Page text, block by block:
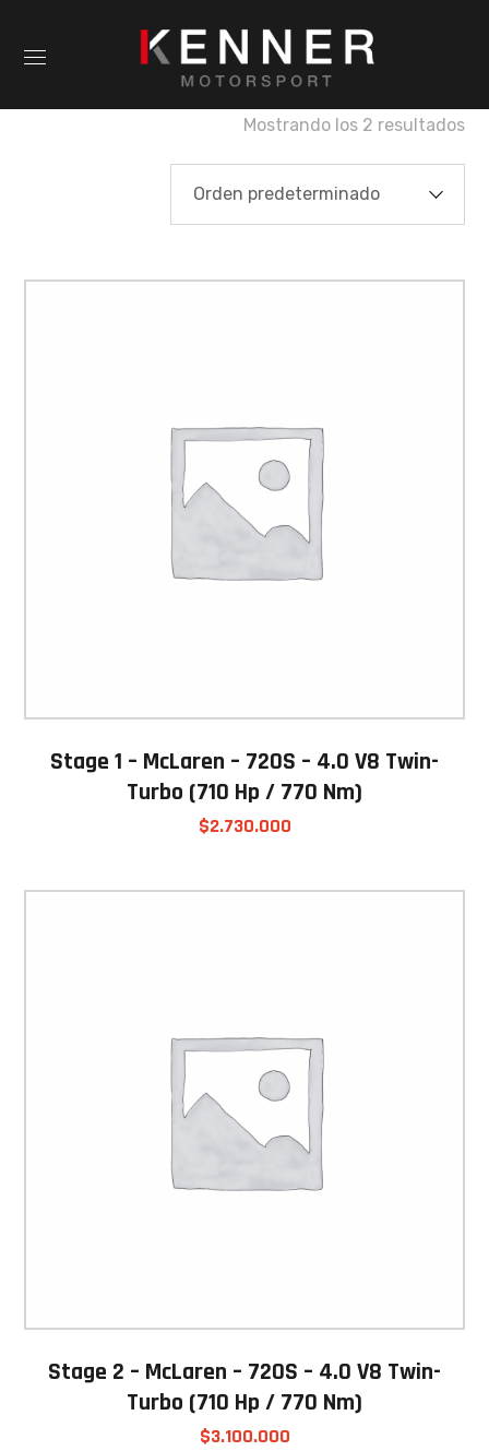
Mostrando los 2 resultados
Stage 1 – McLaren – 720S – 4.0 V8 Twin-
Turbo (710 Hp / 770 Nm)
$2.730.000
Stage 2 – McLaren – 720S – 4.0 V8 Twin-
Turbo (710 Hp / 770 Nm)
$3.100.000